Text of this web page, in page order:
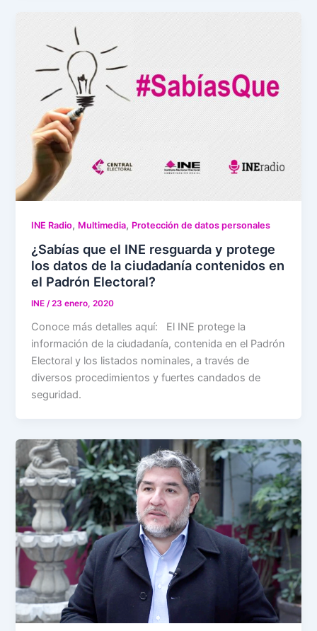
INE Radio, Multimedia, Protección de datos personales
¿Sabías que el INE resguarda y protege
los datos de la ciudadanía contenidos en
el Padrón Electoral?
INE/23 enero, 2020
Conoce más detalles aquí: El INE protege la
información de la ciudadanía, contenida en el Padrón
Electoral y los listados nominales, a través de
diversos procedimientos y fuertes candados de
seguridad.